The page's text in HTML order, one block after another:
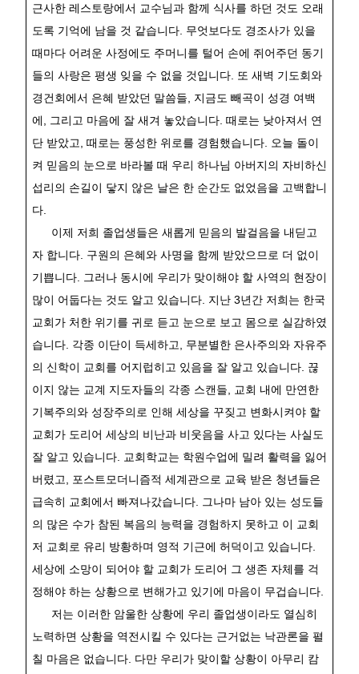
근사한 레스토랑에서 교수님과 함께 식사를 하던 것도 오래
도록 기억에 남을 것 같습니다. 무엇보다도 경조사가 있을
때마다 어려운 사정에도 주머니를 털어 손에 쥐어주던 동기
들의 사랑은 평생 잊을 수 없을 것입니다.
또 새벽 기도회와
경건회에서 은혜 받았던 말씀들
지금도 빼곡이 성경 여백
에
그리고 마음에 잘 새겨 놓았습니다. 때로는 낮아져서 연
단 받았고
때로는 풍성한 위로를 경험했습니다.
오늘 돌이
켜 믿음의 눈으로 바라볼 때 우리 하나님 아버지의 자비하신
섭리의 손길이 닿지 않은 날은 한 순간도 없었음을 고백합니
다.
이제 저희 졸업생들은 새롭게 믿음의 발걸음을 내딛고
자 합니다. 구원의 은혜와 사명을 함께 받았으므로 더 없이
기쁩니다.
그러나 동시에 우리가 맞이해야 할 사역의 현장이
많이 어둡다는 것도 알고 있습니다. 지난 3년간 저희는 한국
교회가 처한 위기를 귀로 듣고 눈으로 보고 몸으로 실감하였
습니다. 각종 이단이 득세하고
무분별한 은사주의와 자유주
의 신학이 교회를 어지럽히고 있음을 잘 알고 있습니다. 끊
이지 않는 교계 지도자들의 각종 스캔들
교회 내에 만연한
기복주의와 성장주의로 인해 세상을 꾸짖고 변화시켜야 할
교회가 도리어 세상의 비난과 비웃음을 사고 있다는 사실도
잘 알고 있습니다.
교회학교는 학원수업에 밀려 활력을 잃어
버렸고
포스트모더니즘적 세계관으로 교육 받은 청년들은
급속히 교회에서 빠져나갔습니다.
그나마 남아 있는 성도들
의 많은 수가 참된 복음의 능력을 경험하지 못하고 이 교회
저 교회로 유리 방황하며 영적 기근에 허덕이고 있습니다.
세상에 소망이 되어야 할 교회가 도리어 그 생존 자체를 걱
정해야 하는 상황으로 변해가고 있기에 마음이 무겁습니다.
저는 이러한 암울한 상황에 우리 졸업생이라도 열심히
노력하면 상황을 역전시킬 수 있다는 근거없는 낙관론을 펼
칠 마음은 없습니다. 다만 우리가 맞이할 상황이 아무리 캄